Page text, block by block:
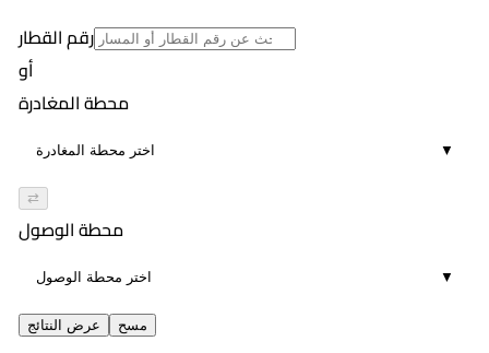
رقم القطار
أو
محطة المغادرة
▼
⇄
محطة الوصول
▼
عرض النتائج مسح